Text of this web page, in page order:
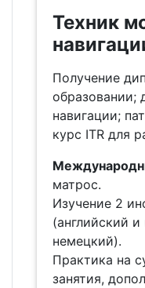
Техник
Получение
образовании;
навигации;
курс ITR для
матрос.
Изучение 2
(английский
немецкий).
Практика на
занятия,
Previous